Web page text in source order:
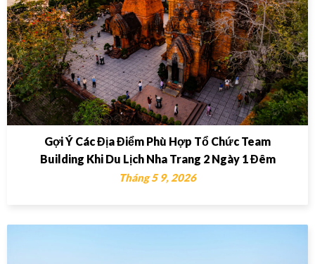
Gợi Ý Các Địa Điểm Phù Hợp Tổ Chức Team
Building Khi Du Lịch Nha Trang 2 Ngày 1 Đêm
Tháng 5 9, 2026